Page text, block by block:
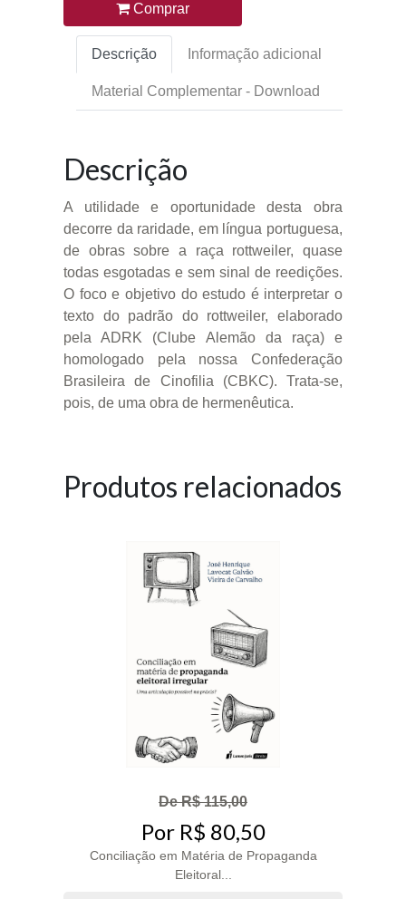
Comprar
Descrição Informação adicional
Material Complementar - Download
Descrição
A utilidade e oportunidade desta obra
decorre da raridade, em língua portuguesa,
de obras sobre a raça rottweiler, quase
todas esgotadas e sem sinal de reedições.
O foco e objetivo do estudo é interpretar o
texto do padrão do rottweiler, elaborado
pela ADRK (Clube Alemão da raça) e
homologado pela nossa Confederação
Brasileira de Cinofilia (CBKC). Trata-se,
pois, de uma obra de hermenêutica.
Produtos relacionados
De R$ 115,00
Por R$ 80,50
Conciliação em Matéria de Propaganda
Eleitoral...